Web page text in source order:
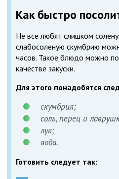
Как быстро
Не все любят слишком
слабосоленую скумбрию
часов. Такое блюдо можно
качестве закуски.
Для этого понадобятся
скумбрия;
соль, перец и
лук;
вода.
Готовить следует так: